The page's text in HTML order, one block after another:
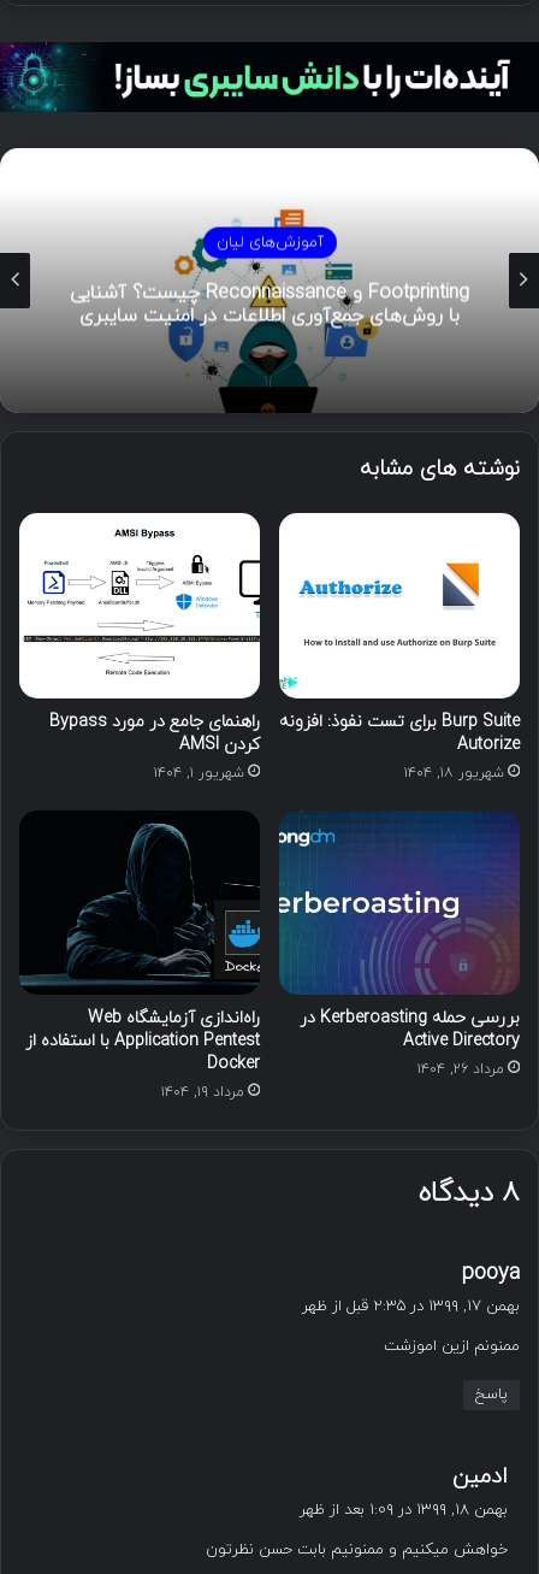
آموزش‌های لیان
Footprinting و Reconnaissance چیست؟ آشنایی
با روش‌های جمع‌آوری اطلاعات در امنیت سایبری
نوشته های مشابه
Burp Suite برای تست نفوذ: افزونه
Autorize
شهریور ۱۸, ۱۴۰۴
راهنمای جامع در مورد Bypass
کردن AMSI
شهریور ۱, ۱۴۰۴
بررسی حمله Kerberoasting در
Active Directory
مرداد ۲۶, ۱۴۰۴
راه‌اندازی آزمایشگاه Web
Application Pentest با استفاده از
Docker
مرداد ۱۹, ۱۴۰۴
۸ دیدگاه
pooya
ف
:
بهمن ۱۷, ۱۳۹۹ در ۲:۳۵ قبل از ظهر
ممنونم ازین اموزشت
پاسخ
ادمین
ف
بهمن ۱۸, ۱۳۹۹ در ۱:۰۹ بعد از ظهر
خواهش میکنیم و ممنونیم بابت حسن نظرتون